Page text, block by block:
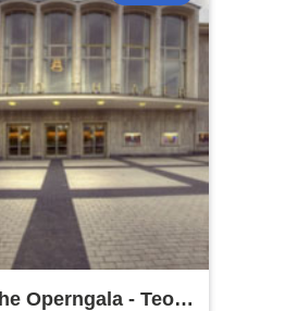
Operngala - Teo